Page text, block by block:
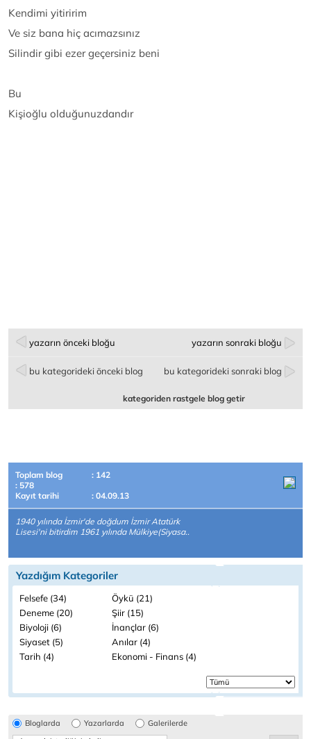
Kendimi yitiririm
Ve siz bana hiç acımazsınız
Silindir gibi ezer geçersiniz beni
Bu
Kişioğlu olduğunuzdandır
yazarın önceki bloğu yazarın sonraki bloğu
bu kategorideki önceki blog bu kategorideki sonraki blog
kategoriden rastgele blog getir
Toplam blog
: 142
: 578
Kayıt tarihi
: 04.09.13
1940 yılında İzmir'de doğdum İzmir Atatürk
Lisesi'ni bitirdim 1961 yılında Mülkiye(Siyasa..
Yazdığım Kategoriler
Felsefe (34)
Öykü (21)
Deneme (20)
Şiir (15)
Biyoloji (6)
İnançlar (6)
Siyaset (5)
Anılar (4)
Tarih (4)
Ekonomi - Finans (4)
Bloglarda Yazarlarda Galerilerde